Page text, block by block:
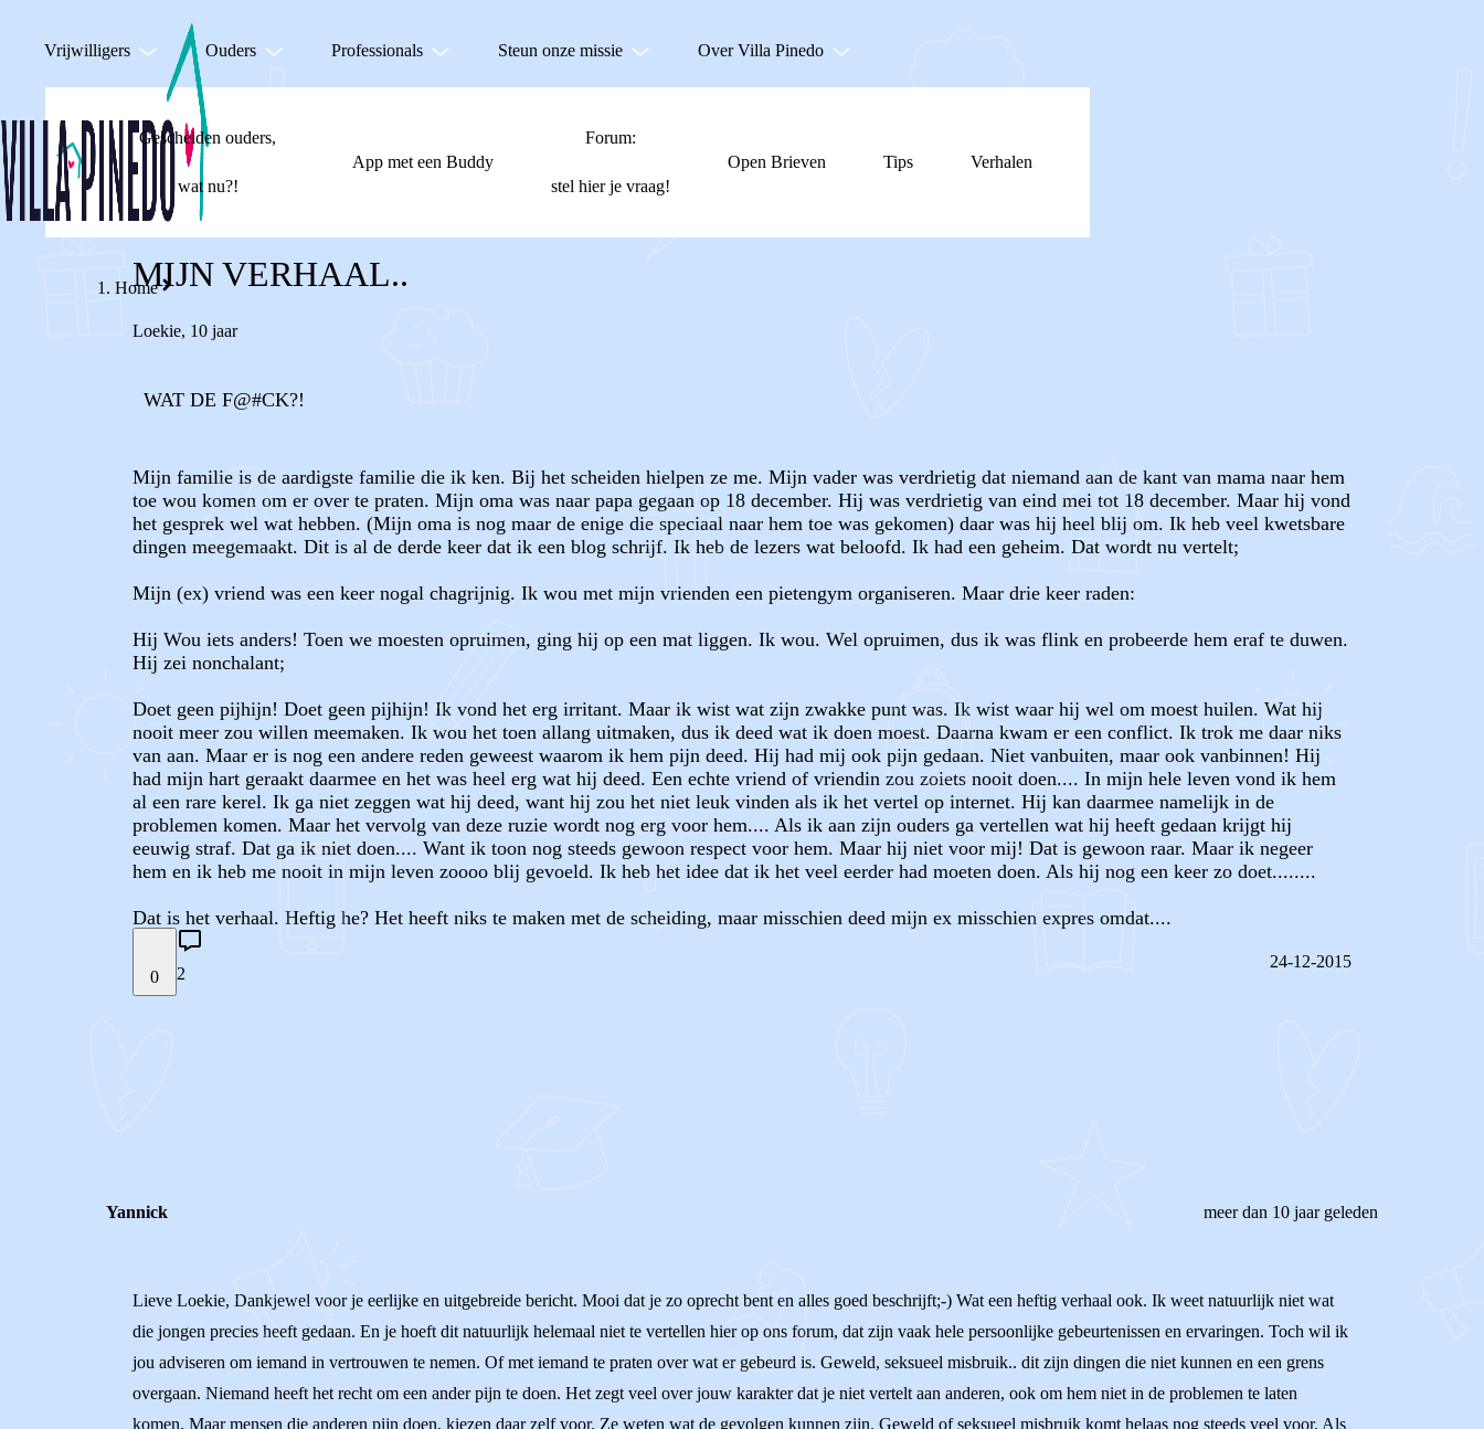
Vrijwilligers Ouders Professionals Steun onze missie Over Villa Pinedo
Gescheiden ouders,
wat nu?!
App met een Buddy
Forum:
stel hier je vraag!
Open Brieven Tips Verhalen
Home
MIJN VERHAAL..
Loekie, 10 jaar
WAT DE F@#CK?!
Mijn familie is de aardigste familie die ik ken. Bij het scheiden hielpen ze me. Mijn vader was verdrietig dat niemand aan de kant van mama naar hem
toe wou komen om er over te praten. Mijn oma was naar papa gegaan op 18 december. Hij was verdrietig van eind mei tot 18 december. Maar hij vond
het gesprek wel wat hebben. (Mijn oma is nog maar de enige die speciaal naar hem toe was gekomen) daar was hij heel blij om. Ik heb veel kwetsbare
dingen meegemaakt. Dit is al de derde keer dat ik een blog schrijf. Ik heb de lezers wat beloofd. Ik had een geheim. Dat wordt nu vertelt;
Mijn (ex) vriend was een keer nogal chagrijnig. Ik wou met mijn vrienden een pietengym organiseren. Maar drie keer raden:
Hij Wou iets anders! Toen we moesten opruimen, ging hij op een mat liggen. Ik wou. Wel opruimen, dus ik was flink en probeerde hem eraf te duwen.
Hij zei nonchalant;
Doet geen pijhijn! Doet geen pijhijn! Ik vond het erg irritant. Maar ik wist wat zijn zwakke punt was. Ik wist waar hij wel om moest huilen. Wat hij
nooit meer zou willen meemaken. Ik wou het toen allang uitmaken, dus ik deed wat ik doen moest. Daarna kwam er een conflict. Ik trok me daar niks
van aan. Maar er is nog een andere reden geweest waarom ik hem pijn deed. Hij had mij ook pijn gedaan. Niet vanbuiten, maar ook vanbinnen! Hij
had mijn hart geraakt daarmee en het was heel erg wat hij deed. Een echte vriend of vriendin zou zoiets nooit doen.... In mijn hele leven vond ik hem
al een rare kerel. Ik ga niet zeggen wat hij deed, want hij zou het niet leuk vinden als ik het vertel op internet. Hij kan daarmee namelijk in de
problemen komen. Maar het vervolg van deze ruzie wordt nog erg voor hem.... Als ik aan zijn ouders ga vertellen wat hij heeft gedaan krijgt hij
eeuwig straf. Dat ga ik niet doen.... Want ik toon nog steeds gewoon respect voor hem. Maar hij niet voor mij! Dat is gewoon raar. Maar ik negeer
hem en ik heb me nooit in mijn leven zoooo blij gevoeld. Ik heb het idee dat ik het veel eerder had moeten doen. Als hij nog een keer zo doet........
Dat is het verhaal. Heftig he? Het heeft niks te maken met de scheiding, maar misschien deed mijn ex misschien expres omdat....
0 2
24-12-2015
Yannick meer dan 10 jaar geleden
Lieve Loekie, Dankjewel voor je eerlijke en uitgebreide bericht. Mooi dat je zo oprecht bent en alles goed beschrijft;-) Wat een heftig verhaal ook. Ik weet natuurlijk niet wat
die jongen precies heeft gedaan. En je hoeft dit natuurlijk helemaal niet te vertellen hier op ons forum, dat zijn vaak hele persoonlijke gebeurtenissen en ervaringen. Toch wil ik
jou adviseren om iemand in vertrouwen te nemen. Of met iemand te praten over wat er gebeurd is. Geweld, seksueel misbruik.. dit zijn dingen die niet kunnen en een grens
overgaan. Niemand heeft het recht om een ander pijn te doen. Het zegt veel over jouw karakter dat je niet vertelt aan anderen, ook om hem niet in de problemen te laten
komen. Maar mensen die anderen pijn doen, kiezen daar zelf voor. Ze weten wat de gevolgen kunnen zijn. Geweld of seksueel misbruik komt helaas nog steeds veel voor. Als